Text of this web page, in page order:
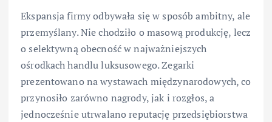
Ekspansja firmy odbywała się w sposób ambitny, ale
przemyślany. Nie chodziło o masową produkcję, lecz
o selektywną obecność w najważniejszych
ośrodkach handlu luksusowego. Zegarki
prezentowano na wystawach międzynarodowych, co
przynosiło zarówno nagrody, jak i rozgłos, a
jednocześnie utrwalano reputację przedsiębiorstwa